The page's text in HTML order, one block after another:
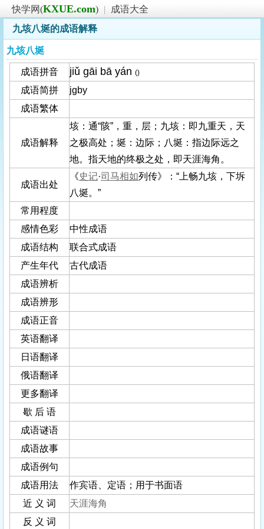
快学网(KXUE.com) |
成语大全
九垓八埏的成语解释
九垓八埏
成语拼音 jiǔ gāi bā yán ()
成语简拼
jgby
成语繁体
成语解释
垓：通“陔”，重，层；九垓：即九重天，天
之极高处；埏：边际；八埏：指边际远之
地。指天地的终极之处，即天涯海角。
成语出处
《史记·司马相如列传》：“上畅九垓，下坼
八埏。”
常用程度
感情色彩
中性成语
成语结构
联合式成语
产生年代
古代成语
成语辨析
成语辨形
成语正音
英语翻译
日语翻译
俄语翻译
更多翻译
歇 后 语
成语谜语
成语故事
成语例句
成语用法
作宾语、定语；用于书面语
近 义 词
天涯海角
反 义 词